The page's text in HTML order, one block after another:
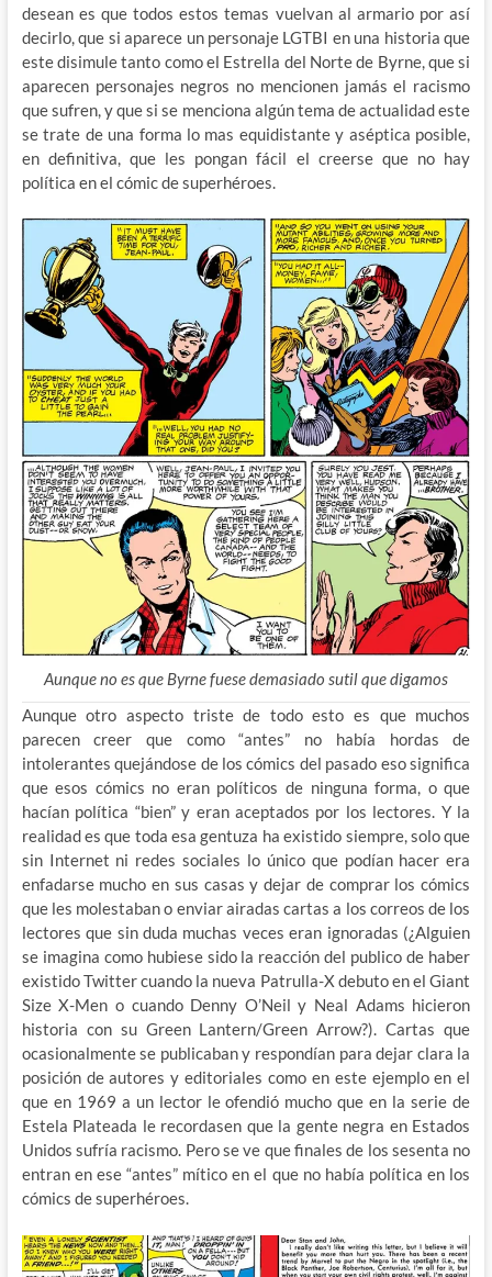
desean es que todos estos temas vuelvan al armario por así
decirlo, que si aparece un personaje LGTBI en una historia que
este disimule tanto como el Estrella del Norte de Byrne, que si
aparecen personajes negros no mencionen jamás el racismo
que sufren, y que si se menciona algún tema de actualidad este
se trate de una forma lo mas equidistante y aséptica posible,
en definitiva, que les pongan fácil el creerse que no hay
política en el cómic de superhéroes.
Aunque no es que Byrne fuese demasiado sutil que digamos
Aunque otro aspecto triste de todo esto es que muchos
parecen creer que como “antes” no había hordas de
intolerantes quejándose de los cómics del pasado eso significa
que esos cómics no eran políticos de ninguna forma, o que
hacían política “bien” y eran aceptados por los lectores. Y la
realidad es que toda esa gentuza ha existido siempre, solo que
sin Internet ni redes sociales lo único que podían hacer era
enfadarse mucho en sus casas y dejar de comprar los cómics
que les molestaban o enviar airadas cartas a los correos de los
lectores que sin duda muchas veces eran ignoradas (¿Alguien
se imagina como hubiese sido la reacción del publico de haber
existido Twitter cuando la nueva Patrulla-X debuto en el Giant
Size X-Men o cuando Denny O’Neil y Neal Adams hicieron
historia con su Green Lantern/Green Arrow?). Cartas que
ocasionalmente se publicaban y respondían para dejar clara la
posición de autores y editoriales como en este ejemplo en el
que en 1969 a un lector le ofendió mucho que en la serie de
Estela Plateada le recordasen que la gente negra en Estados
Unidos sufría racismo. Pero se ve que finales de los sesenta no
entran en ese “antes” mítico en el que no había política en los
cómics de superhéroes.